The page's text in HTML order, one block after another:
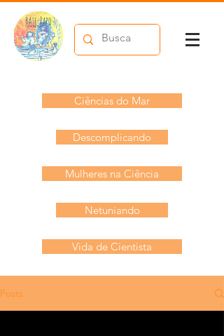
Ciências do Mar
Descomplicando
Mulheres na Ciência
Netuniando
Vida de Cientista
Posts